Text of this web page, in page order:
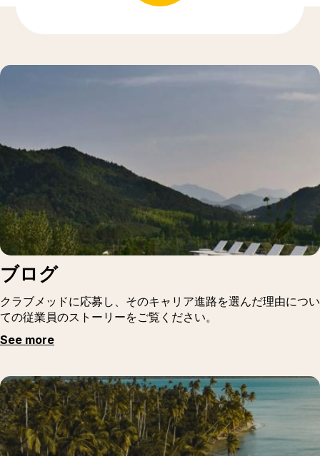
ブログ
クラブメッドに応募し、そのキャリア進路を選んだ理由につい
ての従業員のストーリーをご覧ください。
See more